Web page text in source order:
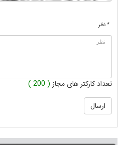
* نظر
تعداد کارکتر های مجاز ( 200 )